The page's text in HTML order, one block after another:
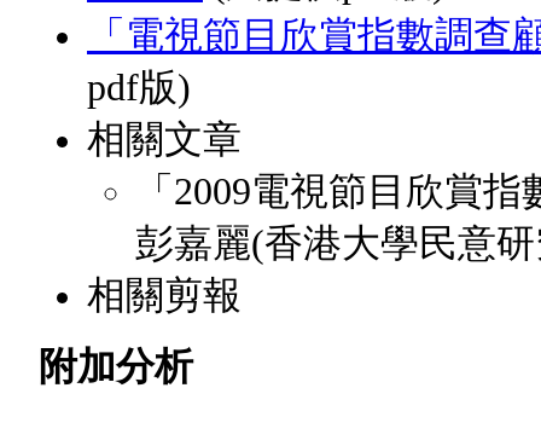
「電視節目欣賞指數調查
pdf版)
相關文章
「2009電視節目欣賞
彭嘉麗(香港大學民意
相關剪報
附加分析